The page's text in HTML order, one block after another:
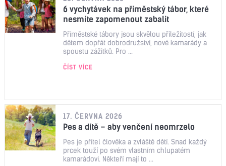
6 vychytávek na příměstský tábor, které
nesmíte zapomenout zabalit
Příměstské tábory jsou skvělou příležitostí, jak
dětem dopřát dobrodružství, nové kamarády a
spoustu zážitků. Pro ...
ČÍST VÍCE
17. ČERVNA 2026
Pes a dítě – aby venčení neomrzelo
Pes je přítel člověka a zvláště dětí. Snad každý
prcek touží po svém vlastním chlupatém
kamarádovi. Někteří mají to ...